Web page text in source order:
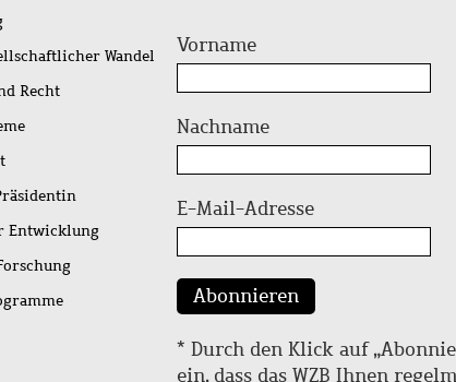
Wandel
Recht
Entwicklung
Vorname
Nachname
E-Mail-Adresse
Abonnieren
* Durch den Klick auf
ein, dass das WZB Ihnen